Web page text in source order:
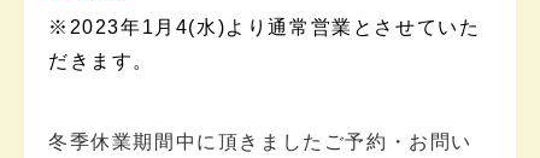
※2023年1月4(水)より通常営業とさせていた
だきます。
冬季休業期間中に頂きましたご予約・お問い